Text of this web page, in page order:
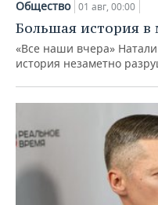
Общество 01 авг, 00:00
Большая история
«Все наши вчера»
история незаметно